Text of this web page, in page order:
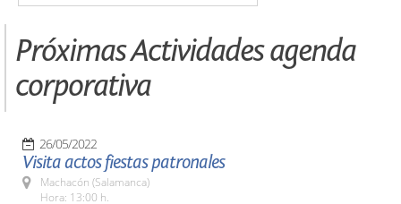
Próximas Actividades agenda
corporativa
26/05/2022
Visita actos fiestas patronales
Machacón (Salamanca)
Hora: 13:00 h.